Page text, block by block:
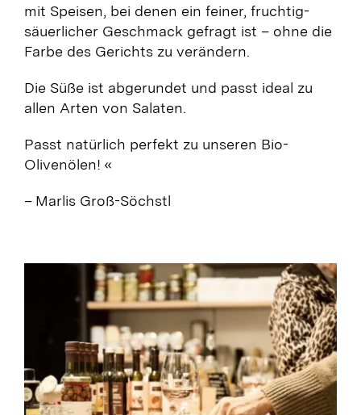
mit Speisen, bei denen ein feiner, fruchtig-
säuerlicher Geschmack gefragt ist – ohne die
Farbe des Gerichts zu verändern.
Die Süße ist abgerundet und passt ideal zu
allen Arten von Salaten.
Passt natürlich perfekt zu unseren Bio-
Olivenölen! «
– Marlis Groß-Söchstl